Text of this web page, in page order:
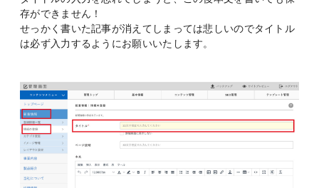
存ができません！
せっかく書いた記事が消えてしまっては悲しいのでタイトル
は必ず入力するようにお願いいたします。